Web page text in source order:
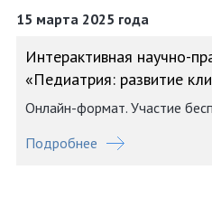
15 марта 2025 года
Интерактивная научно-
«Педиатрия: развитие
Онлайн-формат. Участие
Подробнее